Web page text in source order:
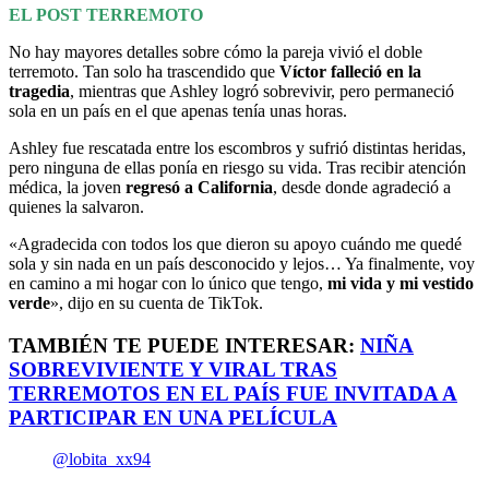
EL POST TERREMOTO
No hay mayores detalles sobre cómo la pareja vivió el doble
terremoto. Tan solo ha trascendido que Víctor falleció en la
tragedia, mientras que Ashley logró sobrevivir, pero permaneció
sola en un país en el que apenas tenía unas horas.
Ashley fue rescatada entre los escombros y sufrió distintas heridas,
pero ninguna de ellas ponía en riesgo su vida. Tras recibir atención
médica, la joven regresó a California, desde donde agradeció a
quienes la salvaron.
«Agradecida con todos los que dieron su apoyo cuándo me quedé
sola y sin nada en un país desconocido y lejos… Ya finalmente, voy
en camino a mi hogar con lo único que tengo, mi vida y mi vestido
verde», dijo en su cuenta de TikTok.
TAMBIÉN TE PUEDE INTERESAR: NIÑA
SOBREVIVIENTE Y VIRAL TRAS
TERREMOTOS EN EL PAÍS FUE INVITADA A
PARTICIPAR EN UNA PELÍCULA
@lobita_xx94